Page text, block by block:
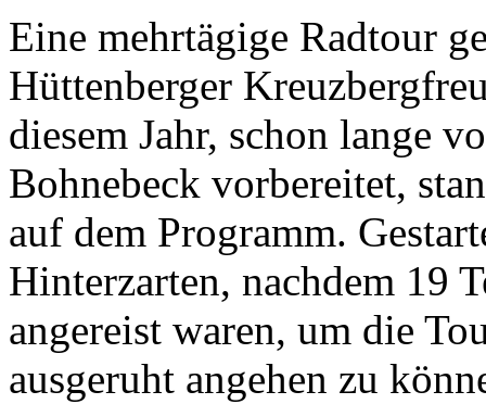
Eine mehrtägige Radtour
Hüttenberger
diesem Jahr, schon lange
Bohnebeck vorbereitet,
auf dem Programm.
Hinterzarten, nachdem 19
angereist waren, um die
ausgeruht angehen zu